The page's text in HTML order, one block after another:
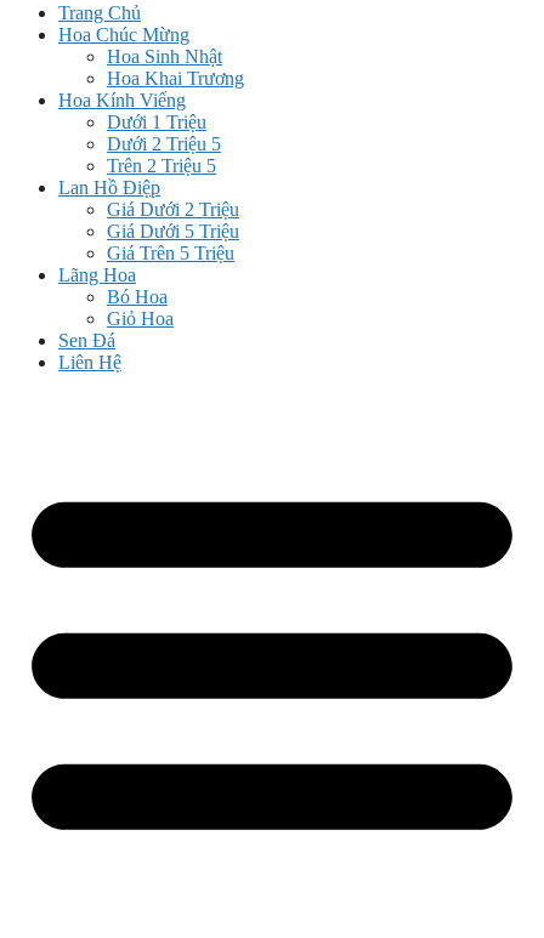
Trang Chủ
Hoa Chúc Mừng
Hoa Sinh Nhật
Hoa Khai Trương
Hoa Kính Viếng
Dưới 1 Triệu
Dưới 2 Triệu 5
Trên 2 Triệu 5
Lan Hồ Điệp
Giá Dưới 2 Triệu
Giá Dưới 5 Triệu
Giá Trên 5 Triệu
Lãng Hoa
Bó Hoa
Giỏ Hoa
Sen Đá
Liên Hệ